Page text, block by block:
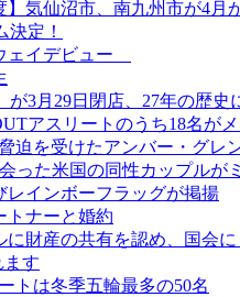
】気仙沼市、南九州市が4月
決定！
ェイデビュー
が3月29日閉店、27年の歴史
アスリートのうち18名が
迫を受けたアンバー・グ
った米国の同性カップルが
レインボーフラッグが掲揚
トナーと婚約
財産の共有を認め、国会
ます
トは冬季五輪最多の50名